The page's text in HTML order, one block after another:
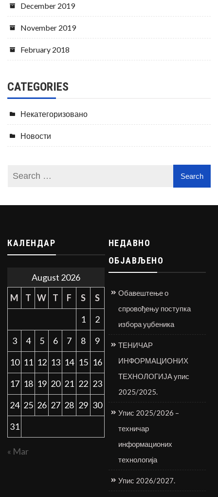
December 2019
November 2019
February 2018
CATEGORIES
Некатегоризовано
Новости
КАЛЕНДАР
August 2026
M
T W T F S
S
1
2
3
4 5 6 7 8
9
10 11 12 13 14 15 16
17 18 19 20 21 22 23
24 25 26 27 28 29 30
31
« Mar
НЕДАВНО
ОБЈАВЉЕНО
Обавештење о
спровођењу поступка
избора уџбеника
ТЕНИЧАР
ИНФОРМАЦИОНИХ
ТЕХНОЛОГИЈА упис
2025/2025.
Упис 2025/2026 –
техничар
информационих
технологија
Упис 2026/2027.